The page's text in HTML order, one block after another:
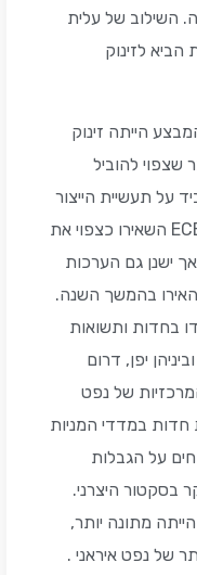
השילוב של עלית
לזינוק
הייתה זינוק
שצפוי להוביל
על תעשיית הייצור
שגם כך מתמודדת עם קשיים. ב-ECB השאירו כצפוי את
הריבית ללא שינוי ברמה של 2.0% אך ישנן גם הערכות
בהמשך השנה.
בחדות ותשואות
יפן, דרום
של נפט
חדות במדדי המניות
על הגבלות
בסקטור היצרני.
מתונה יותר,
של נפט איראני .